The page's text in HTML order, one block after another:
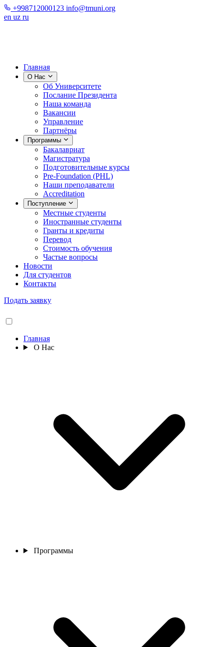
+998712000123 info@tmuni.org
en uz ru
Главная
О Нас
Об Университете
Послание Президента
Наша команда
Вакансии
Управление
Партнёры
Программы
Бакалавриат
Магистратура
Подготовительные курсы
Pre-Foundation (PHL)
Наши преподаватели
Accreditation
Поступление
Местные студенты
Иностранные студенты
Гранты и кредиты
Перевод
Стоимость обучения
Частые вопросы
Новости
Для студентов
Контакты
Подать заявку
Главная
О Нас
Программы